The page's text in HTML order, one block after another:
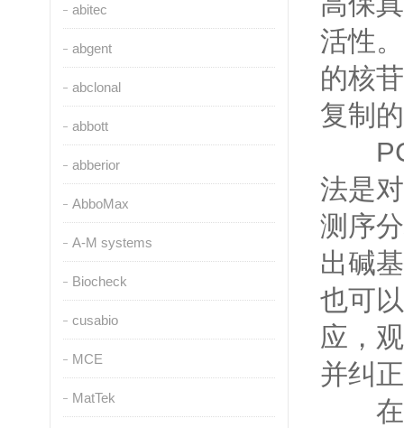
abitec
abgent
abclonal
abbott
abberior
AbboMax
A-M systems
Biocheck
cusabio
MCE
MatTek
活性
的核
复制
法是
测序
出碱
也可
应，
并纠
在实